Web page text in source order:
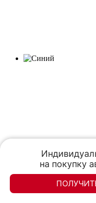
Цвет:
на покупку
Элан-моторс
Элан-моторс